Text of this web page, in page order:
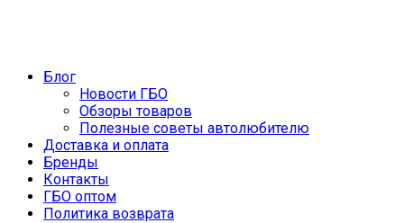
Блог
Новости ГБО
Обзоры товаров
Полезные советы автолюбителю
Доставка и оплата
Бренды
Контакты
ГБО оптом
Политика возврата